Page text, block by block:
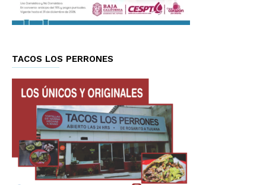
TACOS LOS PERRONES